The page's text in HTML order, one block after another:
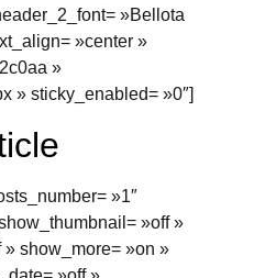
»Bellota
»center »
»
» sticky_enabled= »0″]
»1″
»off »
show_more= »on »